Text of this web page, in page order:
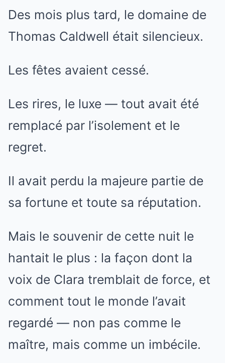
Des mois plus tard, le domaine de
Thomas Caldwell était silencieux.
Les fêtes avaient cessé.
Les rires, le luxe — tout avait été
remplacé par l’isolement et le
regret.
Il avait perdu la majeure partie de
sa fortune et toute sa réputation.
Mais le souvenir de cette nuit le
hantait le plus : la façon dont la
voix de Clara tremblait de force, et
comment tout le monde l’avait
regardé — non pas comme le
maître, mais comme un imbécile.